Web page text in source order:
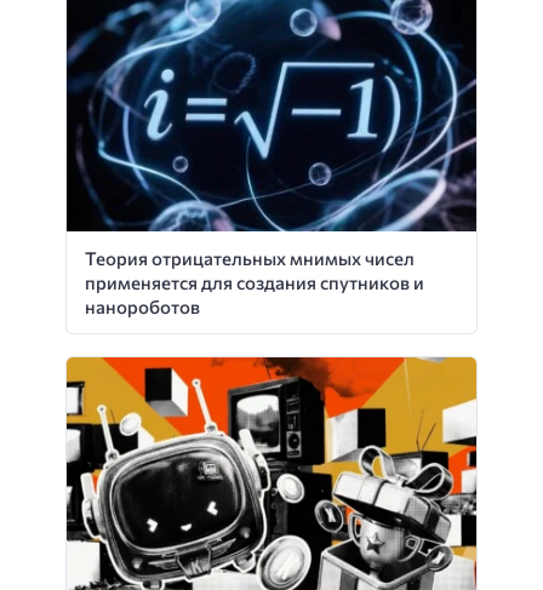
Теория отрицательных мнимых чисел
применяется для создания спутников и
нанороботов